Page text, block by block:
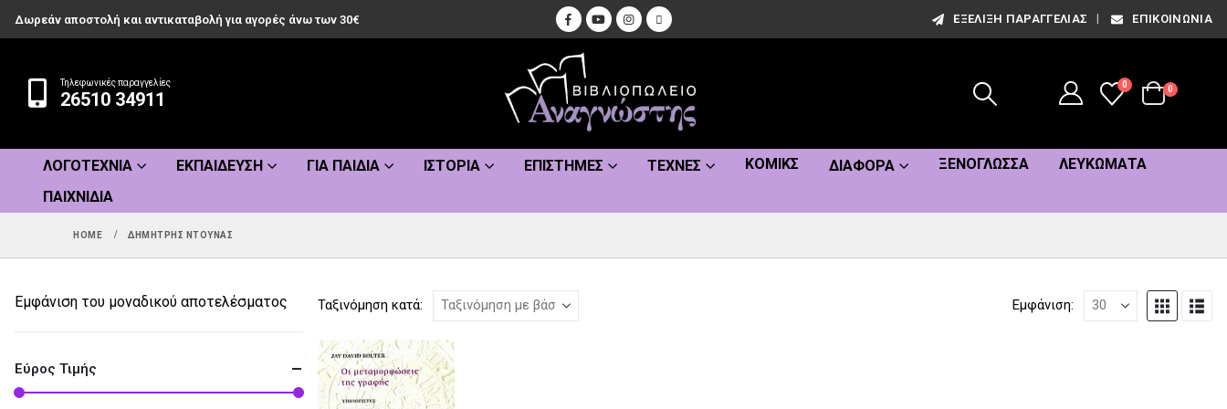
Δωρεάν αποστολή και αντικαταβολή για αγορές άνω των 30€ ΕΞΈΛΙΞΗ ΠΑΡΑΓΓΕΛΊΑΣ ΕΠΙΚΟΙΝΩΝΊΑ
Τηλεφωνικές παραγγελίες
26510 34911
0
0
ΛΟΓΟΤΕΧΝΊΑ ΕΚΠΑΊΔΕΥΣΗ ΓΙΑ ΠΑΙΔΙΆ ΙΣΤΟΡΊΑ ΕΠΙΣΤΉΜΕΣ ΤΈΧΝΕΣ ΚΌΜΙΚΣ ΔΙΆΦΟΡΑ ΞΕΝΌΓΛΩΣΣΑ
ΛΕΥΚΏΜΑΤΑ
ΠΑΙΧΝΊΔΙΑ
HOME ΔΗΜΉΤΡΗΣ ΝΤΟΎΝΑΣ
Ταξινόμηση κατά: Εμφάνιση:
Εμφάνιση του μοναδικού αποτελέσματος
Εύρος Τιμής